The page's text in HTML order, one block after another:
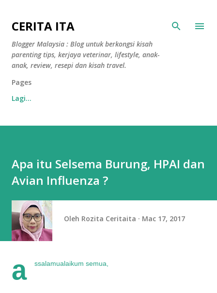
CERITA ITA
Blogger Malaysia : Blog untuk berkongsi kisah
parenting tips, kerjaya veterinar, lifestyle, anak-
anak, review, resepi dan kisah travel.
Pages
Lagi…
Apa itu Selsema Burung, HPAI dan
Avian Influenza ?
Oleh Rozita Ceritaita Mac 17, 2017
a ssalamualaikum semua,